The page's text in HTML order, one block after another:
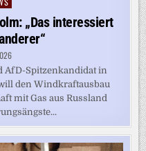
„Das interessiert
AfD-Spitzenkandidat in
den Windkraftausbau
mit Gas aus Russland